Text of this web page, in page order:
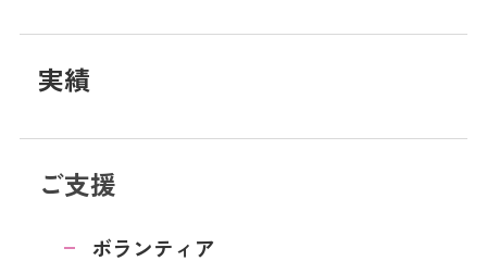
実績
ご支援
ボランティア